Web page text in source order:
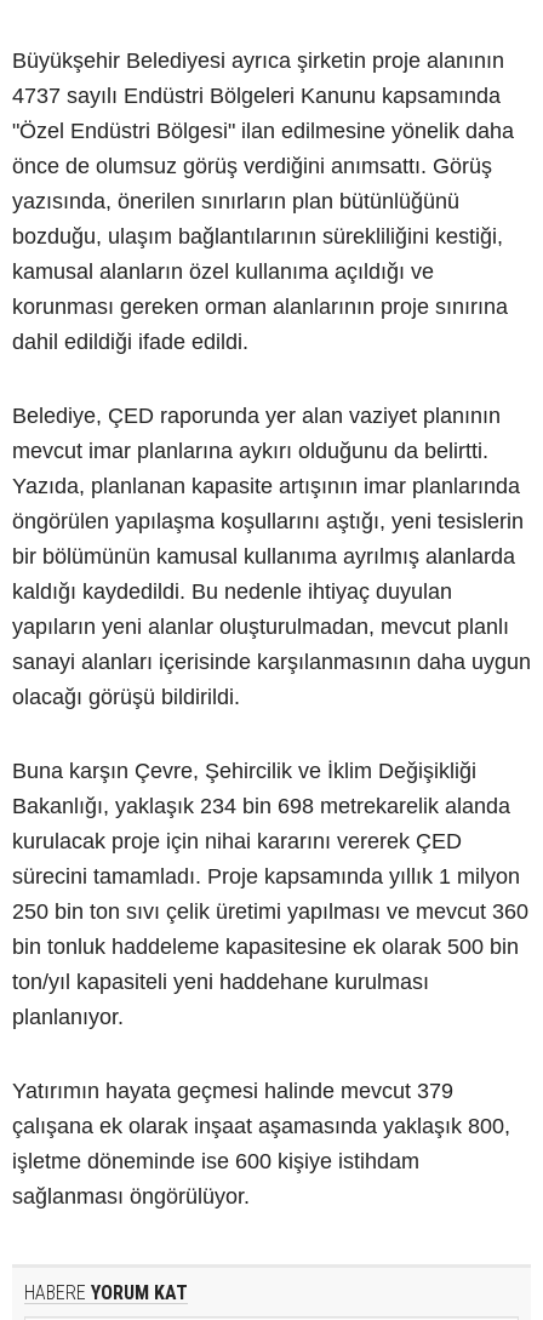
Büyükşehir Belediyesi ayrıca şirketin proje alanının
4737 sayılı Endüstri Bölgeleri Kanunu kapsamında
"Özel Endüstri Bölgesi" ilan edilmesine yönelik daha
önce de olumsuz görüş verdiğini anımsattı. Görüş
yazısında, önerilen sınırların plan bütünlüğünü
bozduğu, ulaşım bağlantılarının sürekliliğini kestiği,
kamusal alanların özel kullanıma açıldığı ve
korunması gereken orman alanlarının proje sınırına
dahil edildiği ifade edildi.
Belediye, ÇED raporunda yer alan vaziyet planının
mevcut imar planlarına aykırı olduğunu da belirtti.
Yazıda, planlanan kapasite artışının imar planlarında
öngörülen yapılaşma koşullarını aştığı, yeni tesislerin
bir bölümünün kamusal kullanıma ayrılmış alanlarda
kaldığı kaydedildi. Bu nedenle ihtiyaç duyulan
yapıların yeni alanlar oluşturulmadan, mevcut planlı
sanayi alanları içerisinde karşılanmasının daha uygun
olacağı görüşü bildirildi.
Buna karşın Çevre, Şehircilik ve İklim Değişikliği
Bakanlığı, yaklaşık 234 bin 698 metrekarelik alanda
kurulacak proje için nihai kararını vererek ÇED
sürecini tamamladı. Proje kapsamında yıllık 1 milyon
250 bin ton sıvı çelik üretimi yapılması ve mevcut 360
bin tonluk haddeleme kapasitesine ek olarak 500 bin
ton/yıl kapasiteli yeni haddehane kurulması
planlanıyor.
Yatırımın hayata geçmesi halinde mevcut 379
çalışana ek olarak inşaat aşamasında yaklaşık 800,
işletme döneminde ise 600 kişiye istihdam
sağlanması öngörülüyor.
HABERE YORUM KAT